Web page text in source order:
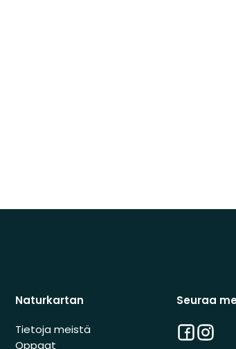
Naturkartan
Tietoja meistä
Oppaat
Seuraa
Facebook